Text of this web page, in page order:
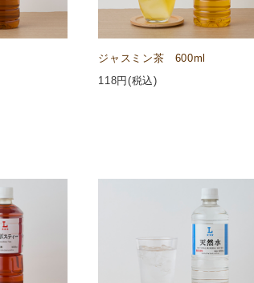
ジャスミン茶 600ml
118円(税込)